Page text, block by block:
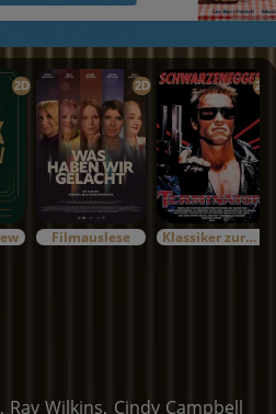
2D 2D
Filmauslese
2D
Klassiker zurück im Kino
Wilkins, Cindy Campbell